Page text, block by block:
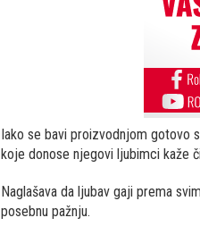
Iako se bavi proizvodnjom gotovo
koje donose njegovi ljubimci kaže
Naglašava da ljubav gaji prema
posebnu pažnju.